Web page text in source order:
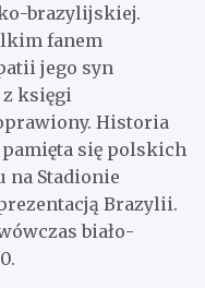
brazylijskiej.
fanem
jego syn
księgi
Historia
się polskich
na Stadionie
Brazylii.
biało-